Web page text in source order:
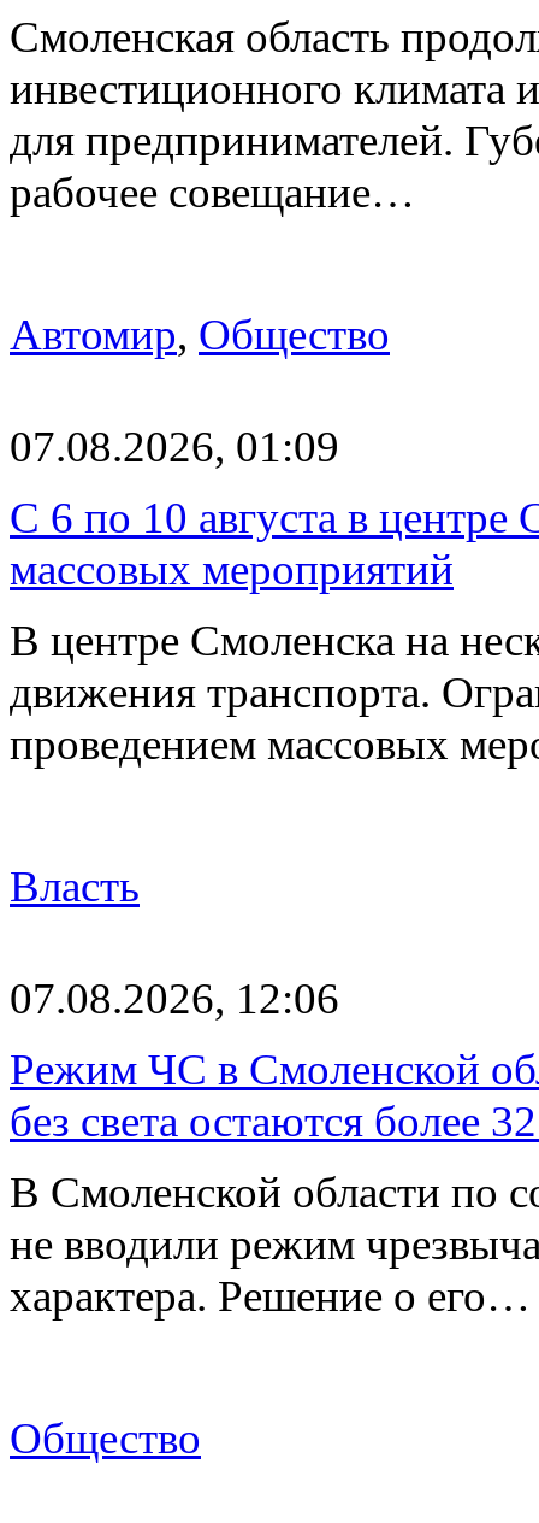
Смоленская область
инвестиционного климата
для предпринимателей.
рабочее совещание…
Автомир, Общество
07.08.2026, 01:09
С 6 по 10 августа в центре
массовых мероприятий
В центре Смоленска на
движения транспорта.
проведением массовых
Власть
07.08.2026, 12:06
Режим ЧС в Смоленской
без света остаются более
В Смоленской области по
не вводили режим
характера. Решение о его…
Общество